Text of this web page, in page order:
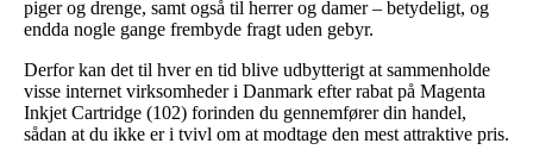
piger og drenge, samt også til herrer og damer – betydeligt, og
endda nogle gange frembyde fragt uden gebyr.
Derfor kan det til hver en tid blive udbytterigt at sammenholde
visse internet virksomheder i Danmark efter rabat på Magenta
Inkjet Cartridge (102) forinden du gennemfører din handel,
sådan at du ikke er i tvivl om at modtage den mest attraktive pris.